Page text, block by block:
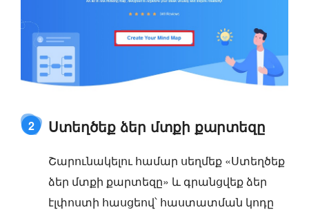
2 Ստեղծեք ձեր մտքի քարտեզը
Շարունակելու համար սեղմեք «Ստեղծեք
ձեր մտքի քարտեզը» և գրանցվեք ձեր
էլփոստի հասցեով՝ հաստատման կոդը